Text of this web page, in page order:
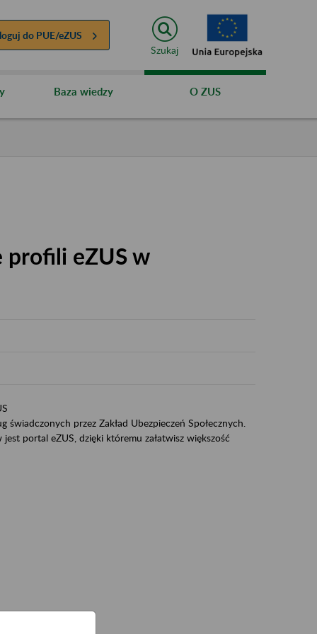
do PUE/eZUS
Szukaj
Baza wiedzy O ZUS
profili eZUS w
przez Zakład Ubezpieczeń Społecznych.
portal eZUS, dzięki któremu załatwisz większość